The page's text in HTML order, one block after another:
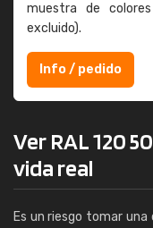
muestra de
excluido).
Info / pedido
Ver RAL 120
vida real
Es un riesgo tomar una